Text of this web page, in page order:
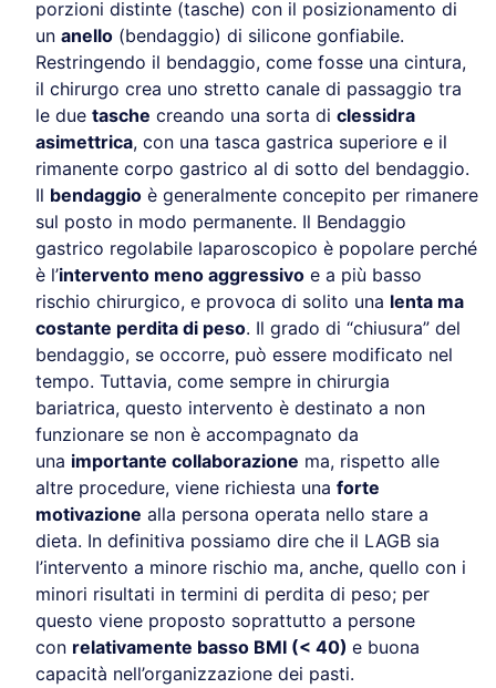
porzioni distinte (tasche) con il posizionamento di
un anello (bendaggio) di silicone gonfiabile.
Restringendo il bendaggio, come fosse una cintura,
il chirurgo crea uno stretto canale di passaggio tra
le due tasche creando una sorta di clessidra
asimettrica, con una tasca gastrica superiore e il
rimanente corpo gastrico al di sotto del bendaggio.
Il bendaggio è generalmente concepito per rimanere
sul posto in modo permanente. Il Bendaggio
gastrico regolabile laparoscopico è popolare perché
è l’intervento meno aggressivo e a più basso
rischio chirurgico, e provoca di solito una lenta ma
costante perdita di peso. Il grado di “chiusura” del
bendaggio, se occorre, può essere modificato nel
tempo. Tuttavia, come sempre in chirurgia
bariatrica, questo intervento è destinato a non
funzionare se non è accompagnato da
una importante collaborazione ma, rispetto alle
altre procedure, viene richiesta una forte
motivazione alla persona operata nello stare a
dieta. In definitiva possiamo dire che il LAGB sia
l’intervento a minore rischio ma, anche, quello con i
minori risultati in termini di perdita di peso; per
questo viene proposto soprattutto a persone
con relativamente basso BMI (< 40) e buona
capacità nell’organizzazione dei pasti.